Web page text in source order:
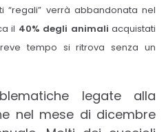
verrà abbandonata nel
il 40% degli animali acquistati
tempo si ritrova senza un
legate alla
nel mese di dicembre